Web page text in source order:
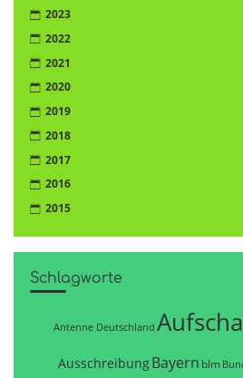
2023
2022
2021
2020
2019
2018
2017
2016
2015
Schlagworte
Antenne Deutschland
AusschreibungBayern blm